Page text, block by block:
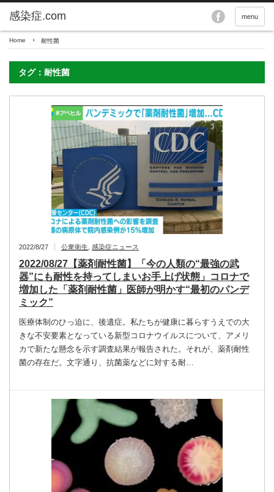
menu
Home 耐性菌
タグ：耐性菌
2022/8/27 公衆衛生 感染症ニュース
2022/08/27【薬剤耐性菌】「今の人類の“最強の武
器”にも耐性を持ってしまいお手上げ状態」コロナで
増加した「薬剤耐性菌」医師が明かす“最初のパンデ
ミック”
医療体制のひっ迫に、後遺症。私たちが健康に暮らすうえでの大
きな不安要素となっている新型コロナウイルスについて、アメリ
カで新たな懸念を示す調査結果が報告された。それが、薬剤耐性
菌の存在だ。文字通り、抗菌薬などに対する耐…